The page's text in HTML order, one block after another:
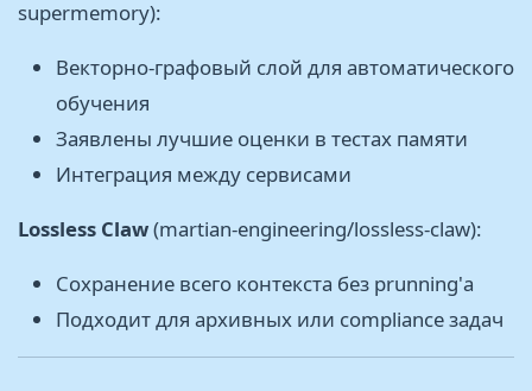
supermemory):
Векторно-графовый слой для автоматического
обучения
Заявлены лучшие оценки в тестах памяти
Интеграция между сервисами
Lossless Claw(martian-engineering/lossless-claw):
Сохранение всего контекста без prunning'а
Подходит для архивных или compliance задач